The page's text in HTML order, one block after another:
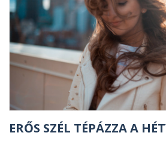
ERŐS SZÉL TÉPÁZZA A